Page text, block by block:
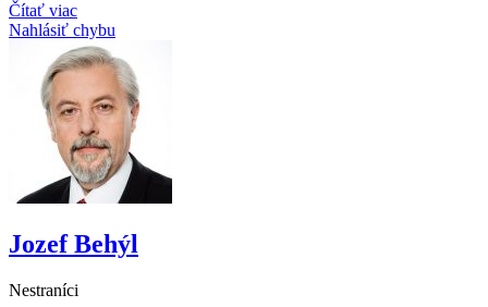
Čítať viac
Nahlásiť chybu
Jozef Behýl
Nestraníci